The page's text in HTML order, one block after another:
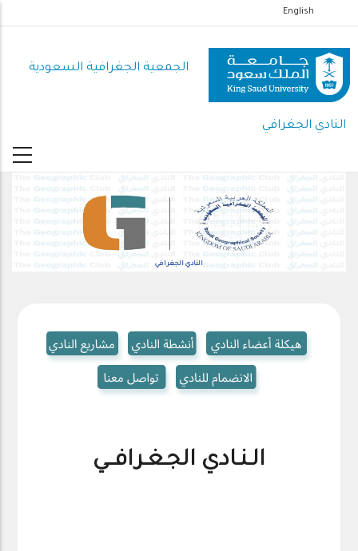
إلى
المحتوى
الرئيسي
English
الجمعية الجغرافية السعودية
النادي الجغرافي
النادي الجغرافي
الـنـادي الجـغـرافــي